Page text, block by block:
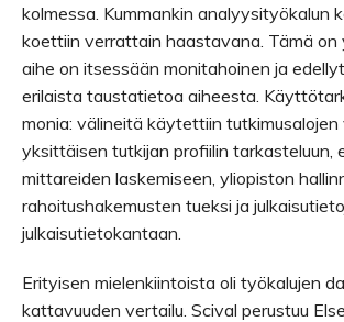
kolmessa. Kummankin analyysityökalun
koettiin verrattain haastavana. Tämä on
aihe on itsessään monitahoinen ja
erilaista taustatietoa aiheesta.
monia: välineitä käytettiin tutkimusalojen
yksittäisen tutkijan profiilin tarkasteluun,
mittareiden laskemiseen, yliopiston
rahoitushakemusten tueksi ja
julkaisutietokantaan.
Erityisen mielenkiintoista oli työkalujen
kattavuuden vertailu. Scival perustuu